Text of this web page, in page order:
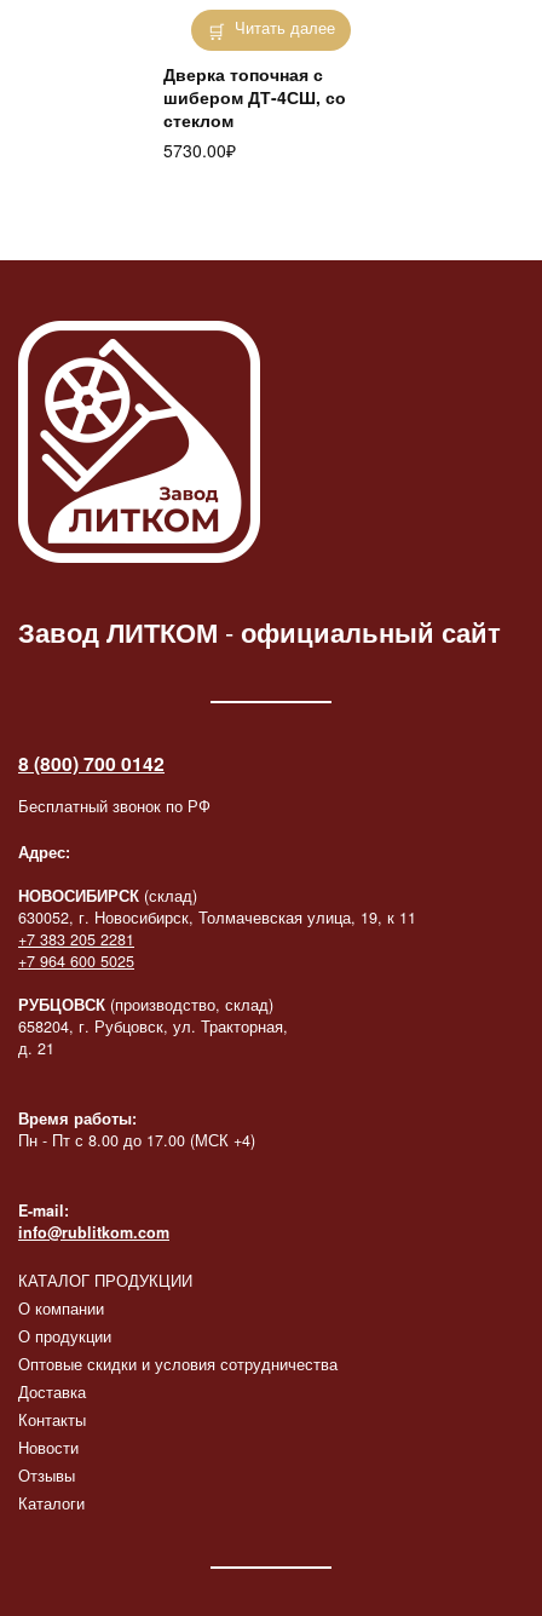
Читать далее
Дверка топочная с
шибером ДТ-4СШ, со
стеклом
5730.00₽
Завод ЛИТКОМ -официальный сайт
8 (800) 700 0142
Бесплатный звонок по РФ
Адрес:
НОВОСИБИРСК (склад)
630052, г. Новосибирск, Толмачевская улица, 19, к 11
+7 383 205 2281
+7 964 600 5025
РУБЦОВСК (производство, склад)
658204, г. Рубцовск, ул. Тракторная,
д. 21
Время работы:
Пн - Пт с 8.00 до 17.00 (МСК +4)
E-mail:
info@rublitkom.com
КАТАЛОГ ПРОДУКЦИИ
О компании
О продукции
Оптовые скидки и условия сотрудничества
Доставка
Контакты
Новости
Отзывы
Каталоги